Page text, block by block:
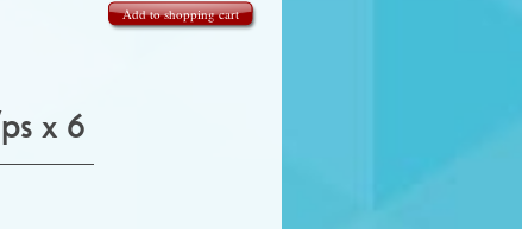
Add to shopping cart
x 6